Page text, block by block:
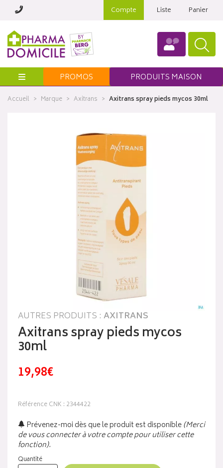
Compte Liste Panier
Menu PROMOS PRODUITS MAISON
Accueil Marque Axitrans Axitrans spray pieds mycos 30ml
AUTRES PRODUITS : AXITRANS
Axitrans spray pieds mycos
30ml
19,98€
Référence CNK : 2344422
Prévenez-moi dès que le produit est disponible(Merci
de vous connecter à votre compte pour utiliser cette
fonction).
Quantité